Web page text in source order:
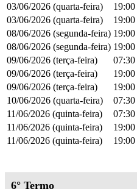
03/06/2026 (quarta-feira)
19:00
03/06/2026 (quarta-feira)
19:00
08/06/2026 (segunda-feira) 19:00
08/06/2026 (segunda-feira) 19:00
09/06/2026 (terça-feira)
07:30
09/06/2026 (terça-feira)
19:00
09/06/2026 (terça-feira)
19:00
10/06/2026 (quarta-feira)
07:30
11/06/2026 (quinta-feira)
07:30
11/06/2026 (quinta-feira)
19:00
11/06/2026 (quinta-feira)
19:00
6° Termo